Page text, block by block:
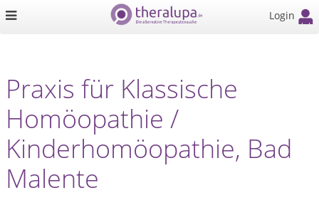
Login
Praxis für Klassische
Homöopathie /
Kinderhomöopathie, Bad
Malente